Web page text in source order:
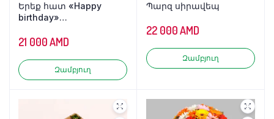
Երեք հատ «Happy
birthday»
փուչիկներ
21 000AMD
Զամբյուղ
Պարզ սիրավեպ
22 000AMD
Զամբյուղ